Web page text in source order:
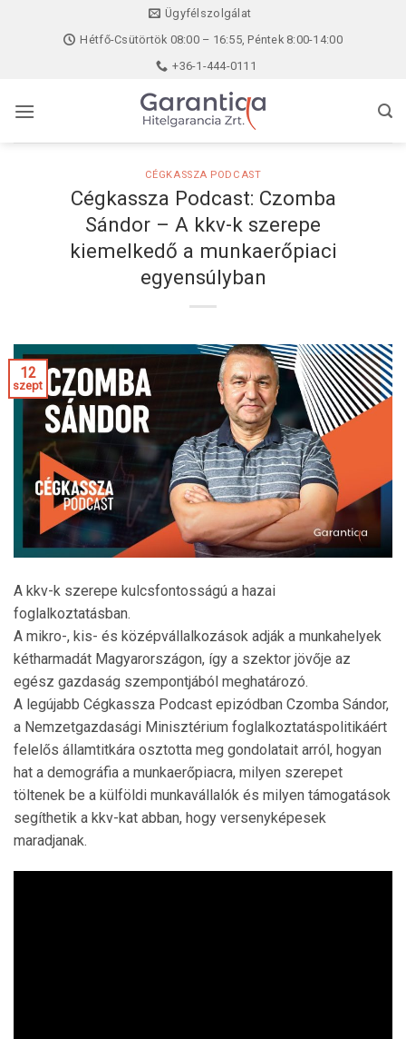
Ügyfélszolgálat
Hétfő-Csütörtök 08:00 – 16:55, Péntek 8:00-14:00
+36-1-444-0111
CÉGKASSZA PODCAST
Cégkassza Podcast: Czomba
Sándor – A kkv-k szerepe
kiemelkedő a munkaerőpiaci
egyensúlyban
12
szept
A kkv-k szerepe kulcsfontosságú a hazai
foglalkoztatásban.
A mikro-, kis- és középvállalkozások adják a munkahelyek
kétharmadát Magyarországon, így a szektor jövője az
egész gazdaság szempontjából meghatározó.
A legújabb Cégkassza Podcast epizódban Czomba Sándor,
a Nemzetgazdasági Minisztérium foglalkoztatáspolitikáért
felelős államtitkára osztotta meg gondolatait arról, hogyan
hat a demográfia a munkaerőpiacra, milyen szerepet
töltenek be a külföldi munkavállalók és milyen támogatások
segíthetik a kkv-kat abban, hogy versenyképesek
maradjanak.